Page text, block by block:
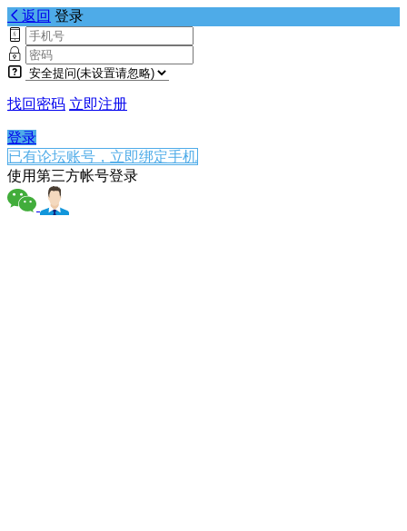
返回 登录
找回密码 立即注册
登录
已有论坛账号，立即绑定手机
使用第三方帐号登录